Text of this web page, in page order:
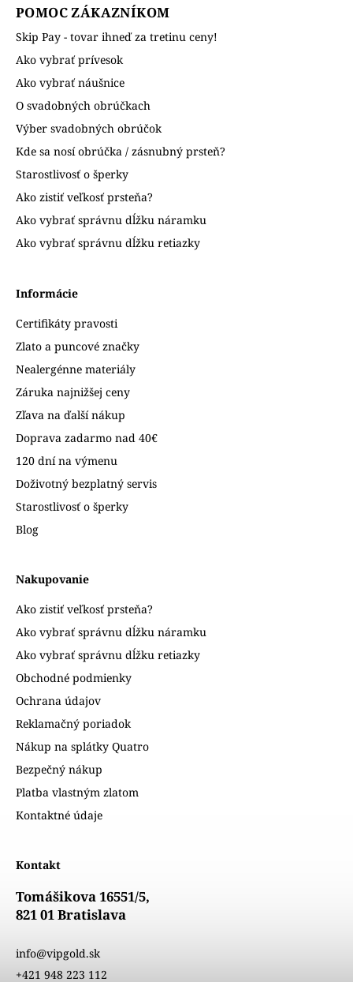
POMOC ZÁKAZNÍKOM
Skip Pay - tovar ihneď za tretinu ceny!
Ako vybrať prívesok
Ako vybrať náušnice
O svadobných obrúčkach
Výber svadobných obrúčok
Kde sa nosí obrúčka / zásnubný prsteň?
Starostlivosť o šperky
Ako zistiť veľkosť prsteňa?
Ako vybrať správnu dĺžku náramku
Ako vybrať správnu dĺžku retiazky
Informácie
Certifikáty pravosti
Zlato a puncové značky
Nealergénne materiály
Záruka najnižšej ceny
Zľava na ďalší nákup
Doprava zadarmo nad 40€
120 dní na výmenu
Doživotný bezplatný servis
Starostlivosť o šperky
Blog
Nakupovanie
Ako zistiť veľkosť prsteňa?
Ako vybrať správnu dĺžku náramku
Ako vybrať správnu dĺžku retiazky
Obchodné podmienky
Ochrana údajov
Reklamačný poriadok
Nákup na splátky Quatro
Bezpečný nákup
Platba vlastným zlatom
Kontaktné údaje
Kontakt
Tomášikova 16551/5,
821 01 Bratislava
info@vipgold.sk
+421 948 223 112